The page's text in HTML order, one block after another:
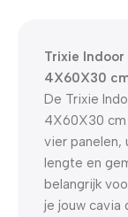
Trixie
4X60X30
De Trixie
4X60X30 cm
vier panelen,
lengte en
belangrijk
je jouw cavia